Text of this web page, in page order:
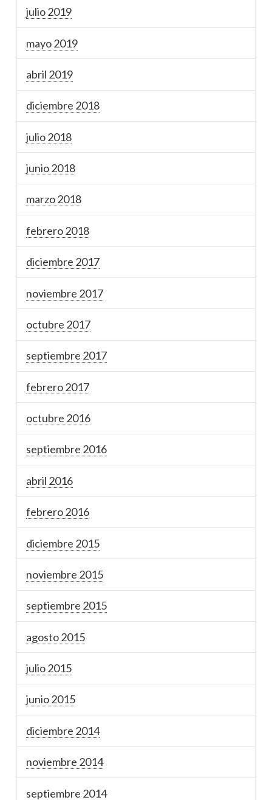
julio 2019
mayo 2019
abril 2019
diciembre 2018
julio 2018
junio 2018
marzo 2018
febrero 2018
diciembre 2017
noviembre 2017
octubre 2017
septiembre 2017
febrero 2017
octubre 2016
septiembre 2016
abril 2016
febrero 2016
diciembre 2015
noviembre 2015
septiembre 2015
agosto 2015
julio 2015
junio 2015
diciembre 2014
noviembre 2014
septiembre 2014